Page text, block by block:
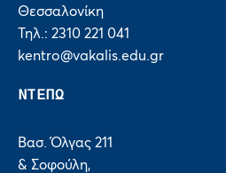
Θεσσαλονίκη
Τηλ.: 2310 221 041
kentro@vakalis.edu.gr
ΝΤΕΠΩ
Βασ. Όλγας 211
& Σοφούλη,